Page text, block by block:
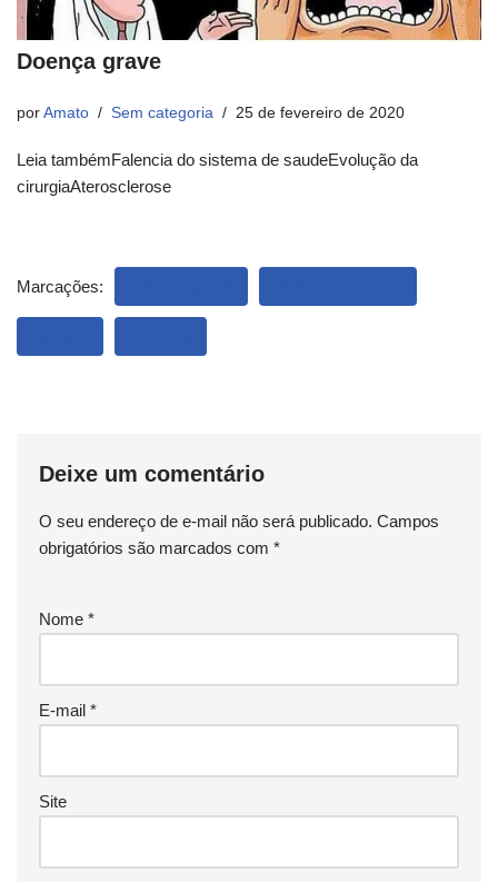
Doença grave
por Amato Sem categoria 25 de fevereiro de 2020
Leia tambémFalencia do sistema de saudeEvolução da
cirurgiaAterosclerose
Marcações:
Deixe um comentário
O seu endereço de e-mail não será publicado. Campos
obrigatórios são marcados com *
Nome *
E-mail *
Site